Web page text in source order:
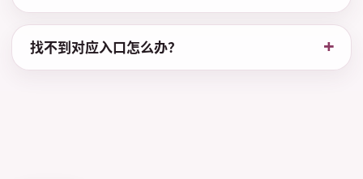
找不到对应入口怎么办？